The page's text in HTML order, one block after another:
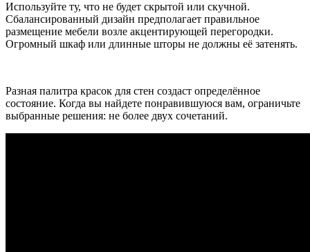
Используйте ту, что не будет скрытой или скучной.
Сбалансированный дизайн предполагает правильное
размещение мебели возле акцентирующей перегородки.
Огромный шкаф или длинные шторы не должны её затенять.
Разная палитра красок для стен создаст определённое
состояние. Когда вы найдете понравившуюся вам, ограничьте
выбранные решения: не более двух сочетаний.